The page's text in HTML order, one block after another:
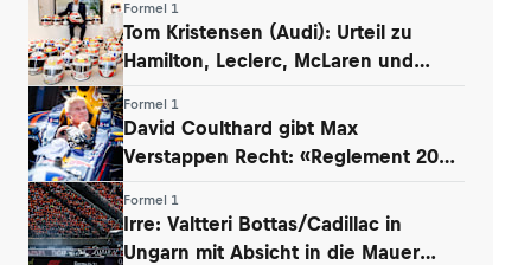
Formel 1
Tom Kristensen (Audi): Urteil zu
Hamilton, Leclerc, McLaren und
Formel 1
David Coulthard gibt Max
Verstappen Recht: «Reglement 2026
Formel 1
Irre: Valtteri Bottas/Cadillac in
Ungarn mit Absicht in die Mauer